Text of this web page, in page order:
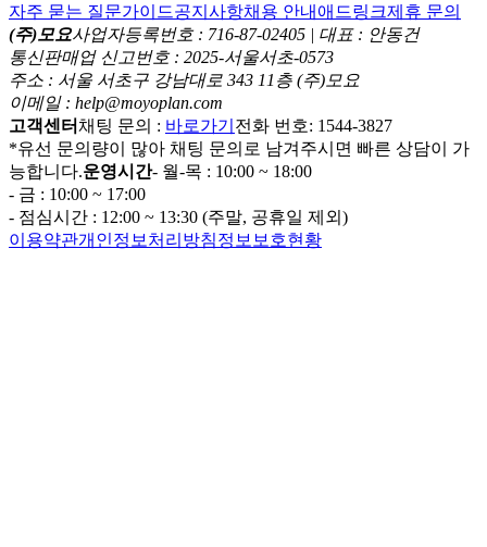
자주 묻는 질문가이드공지사항채용 안내 애드링크제휴 문의
(주)모요사업자등록번호 : 716-87-02405 | 대표 : 안동건
통신판매업 신고번호 : 2025-서울서초-0573
주소 : 서울 서초구 강남대로 343 11층 (주)모요
이메일 : help@moyoplan.com
고객센터채팅 문의 : 바로가기 전화 번호: 1544-3827
*유선 문의량이 많아 채팅 문의로 남겨주시면 빠른 상담이 가
능합니다.운영시간- 월-목 : 10:00 ~ 18:00
- 금 : 10:00 ~ 17:00
- 점심시간 : 12:00 ~ 13:30 (주말, 공휴일 제외)
이용약관개인정보처리방침정보보호현황